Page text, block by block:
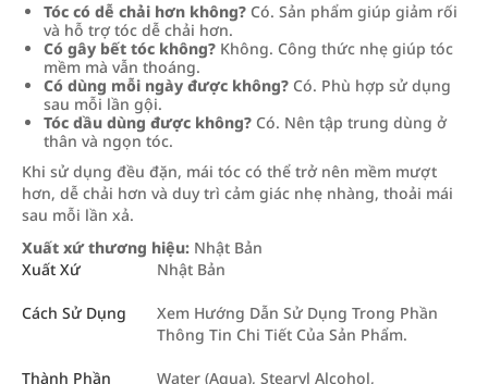
Tóc có dễ chải hơn không? Có. Sản phẩm giúp giảm rối
và hỗ trợ tóc dễ chải hơn.
Có gây bết tóc không? Không. Công thức nhẹ giúp tóc
mềm mà vẫn thoáng.
Có dùng mỗi ngày được không? Có. Phù hợp sử dụng
sau mỗi lần gội.
Tóc dầu dùng được không? Có. Nên tập trung dùng ở
thân và ngọn tóc.
Khi sử dụng đều đặn, mái tóc có thể trở nên mềm mượt
hơn, dễ chải hơn và duy trì cảm giác nhẹ nhàng, thoải mái
sau mỗi lần xả.
Xuất xứ thương hiệu: Nhật Bản
Xuất Xứ
Nhật Bản
Cách Sử Dụng
Xem Hướng Dẫn Sử Dụng Trong Phần
Thông Tin Chi Tiết Của Sản Phẩm.
Thành Phần Water (Aqua), Stearyl Alcohol,